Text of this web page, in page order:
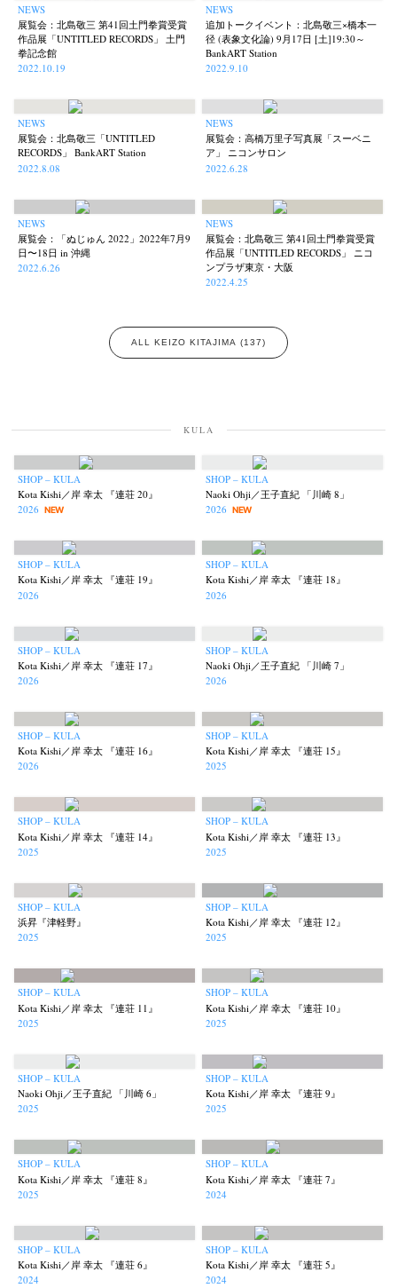
NEWS
展覧会：北島敬三 第41回土門拳賞受賞
作品展「UNTITLED RECORDS」 土門
拳記念館
2022.10.19
NEWS
追加トークイベント：北島敬三×橋本一
径 (表象文化論) 9月17日 [土]19:30～
BankART Station
2022.9.10
NEWS
展覧会：北島敬三「UNTITLED
RECORDS」 BankART Station
2022.8.08
NEWS
展覧会：高橋万里子写真展「スーベニ
ア」 ニコンサロン
2022.6.28
NEWS
展覧会：「ぬじゅん 2022」2022年7月9
日〜18日 in 沖縄
2022.6.26
NEWS
展覧会：北島敬三 第41回土門拳賞受賞
作品展「UNTITLED RECORDS」 ニコ
ンプラザ東京・大阪
2022.4.25
ALL KEIZO KITAJIMA (137)
KULA
SHOP – KULA
Kota Kishi／岸 幸太 『連荘 20』
2026
NEW
SHOP – KULA
Naoki Ohji／王子直紀 「川崎 8」
2026 NEW
SHOP – KULA
Kota Kishi／岸 幸太 『連荘 19』
2026
SHOP – KULA
Kota Kishi／岸 幸太 『連荘 18』
2026
SHOP – KULA
Kota Kishi／岸 幸太 『連荘 17』
2026
SHOP – KULA
Naoki Ohji／王子直紀 「川崎 7」
2026
SHOP – KULA
Kota Kishi／岸 幸太 『連荘 16』
2026
SHOP – KULA
Kota Kishi／岸 幸太 『連荘 15』
2025
SHOP – KULA
Kota Kishi／岸 幸太 『連荘 14』
2025
SHOP – KULA
Kota Kishi／岸 幸太 『連荘 13』
2025
SHOP – KULA
浜昇『津軽野』
2025
SHOP – KULA
Kota Kishi／岸 幸太 『連荘 12』
2025
SHOP – KULA
Kota Kishi／岸 幸太 『連荘 11』
2025
SHOP – KULA
Kota Kishi／岸 幸太 『連荘 10』
2025
SHOP – KULA
Naoki Ohji／王子直紀 「川崎 6」
2025
SHOP – KULA
Kota Kishi／岸 幸太 『連荘 9』
2025
SHOP – KULA
Kota Kishi／岸 幸太 『連荘 8』
2025
SHOP – KULA
Kota Kishi／岸 幸太 『連荘 7』
2024
SHOP – KULA
Kota Kishi／岸 幸太 『連荘 6』
2024
SHOP – KULA
Kota Kishi／岸 幸太 『連荘 5』
2024